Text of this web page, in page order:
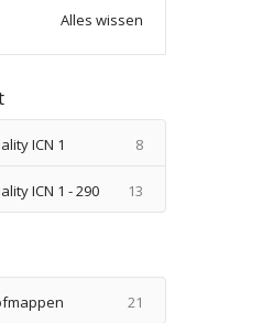
Alles wissen
ICN 1 8producten
ICN 1 - 290 13
21